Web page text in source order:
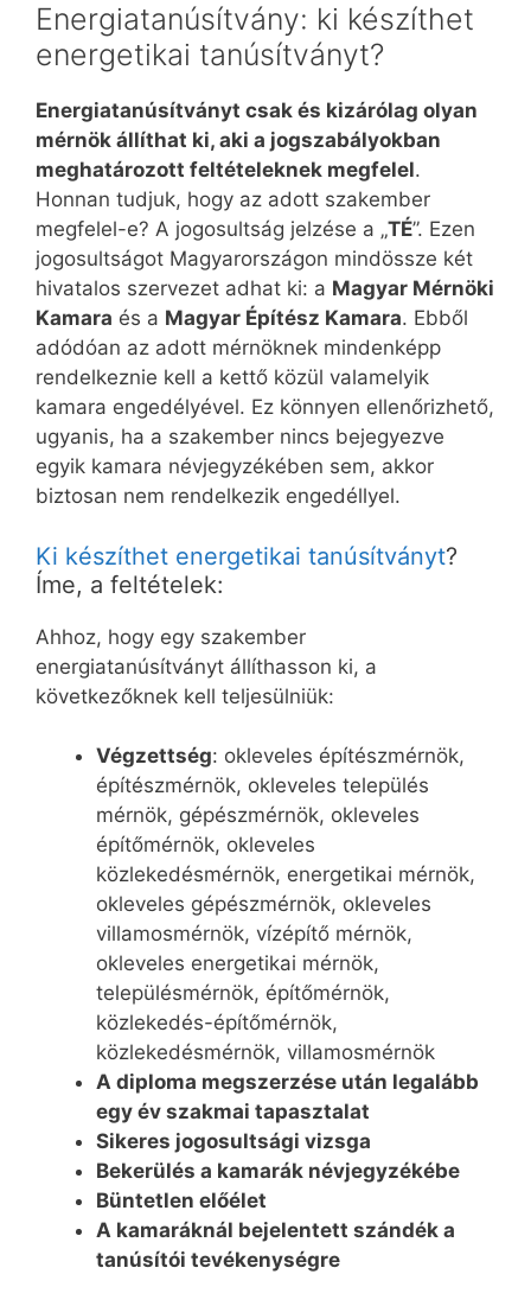
Energiatanúsítvány: ki készíthet
energetikai tanúsítványt?
Energiatanúsítványt csak és kizárólag olyan
mérnök állíthat ki, aki a jogszabályokban
meghatározott feltételeknek megfelel.
Honnan tudjuk, hogy az adott szakember
megfelel-e? A jogosultság jelzése a „TÉ”. Ezen
jogosultságot Magyarországon mindössze két
hivatalos szervezet adhat ki: a Magyar Mérnöki
Kamara és a Magyar Építész Kamara. Ebből
adódóan az adott mérnöknek mindenképp
rendelkeznie kell a kettő közül valamelyik
kamara engedélyével. Ez könnyen ellenőrizhető,
ugyanis, ha a szakember nincs bejegyezve
egyik kamara névjegyzékében sem, akkor
biztosan nem rendelkezik engedéllyel.
Ki készíthet energetikai tanúsítványt?
Íme, a feltételek:
Ahhoz, hogy egy szakember
energiatanúsítványt állíthasson ki, a
következőknek kell teljesülniük:
Végzettség: okleveles építészmérnök,
építészmérnök, okleveles település
mérnök, gépészmérnök, okleveles
építőmérnök, okleveles
közlekedésmérnök, energetikai mérnök,
okleveles gépészmérnök, okleveles
villamosmérnök, vízépítő mérnök,
okleveles energetikai mérnök,
településmérnök, építőmérnök,
közlekedés-építőmérnök,
közlekedésmérnök, villamosmérnök
A diploma megszerzése után legalább
egy év szakmai tapasztalat
Sikeres jogosultsági vizsga
Bekerülés a kamarák névjegyzékébe
Büntetlen előélet
A kamaráknál bejelentett szándék a
tanúsítói tevékenységre